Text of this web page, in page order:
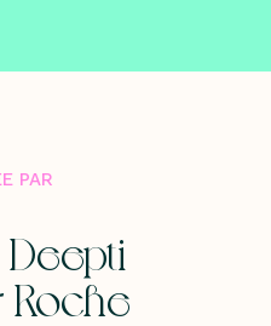
PAR
Roche